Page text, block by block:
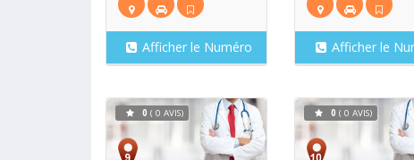
Afficher le Numéro Afficher le
Voir
0 ( 0 AVIS)
Fiche
0( 0 AVIS)